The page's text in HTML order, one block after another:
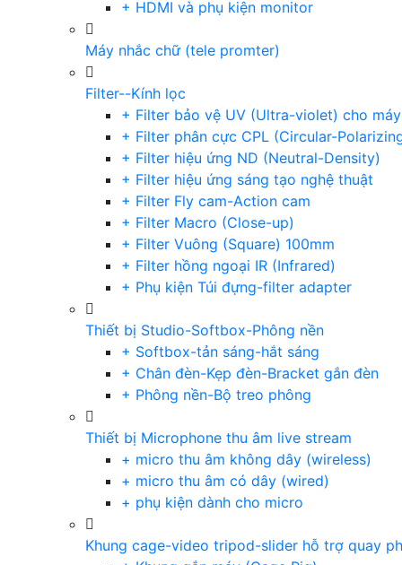
+ HDMI và phụ kiện monitor
Máy nhắc chữ (tele promter)
Filter--Kính lọc
+ Filter bảo vệ UV (Ultra-violet) cho
+ Filter phân cực CPL (Circular-
+ Filter hiệu ứng ND (Neutral-Density)
+ Filter hiệu ứng sáng tạo nghệ thuật
+ Filter Fly cam-Action cam
+ Filter Macro (Close-up)
+ Filter Vuông (Square) 100mm
+ Filter hồng ngoại IR (Infrared)
+ Phụ kiện Túi đựng-filter adapter
Thiết bị Studio-Softbox-Phông nền
+ Softbox-tản sáng-hắt sáng
+ Chân đèn-Kẹp đèn-Bracket gắn đèn
+ Phông nền-Bộ treo phông
Thiết bị Microphone thu âm live stream
+ micro thu âm không dây (wireless)
+ micro thu âm có dây (wired)
+ phụ kiện dành cho micro
Khung cage-video tripod-slider hỗ trợ quay